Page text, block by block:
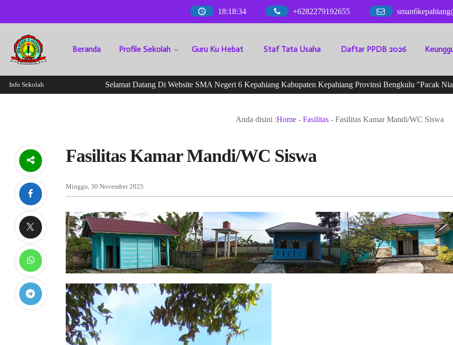
18:18:35 +6282279192655
Beranda Profile Sekolah Guru Ku Hebat Staf Tata Usaha Daftar PPDB 2026
Info Sekolah Selamat Datang Di Website SMA Negeri 6 Kepahiang Kabupaten Kepahiang Provinsi Bengkulu "Pacak Nian"
Anda disini :Home - Fasilitas - Fasilitas Kamar Mandi/WC Siswa
Fasilitas Kamar Mandi/WC Siswa
Minggu, 30 November 2025